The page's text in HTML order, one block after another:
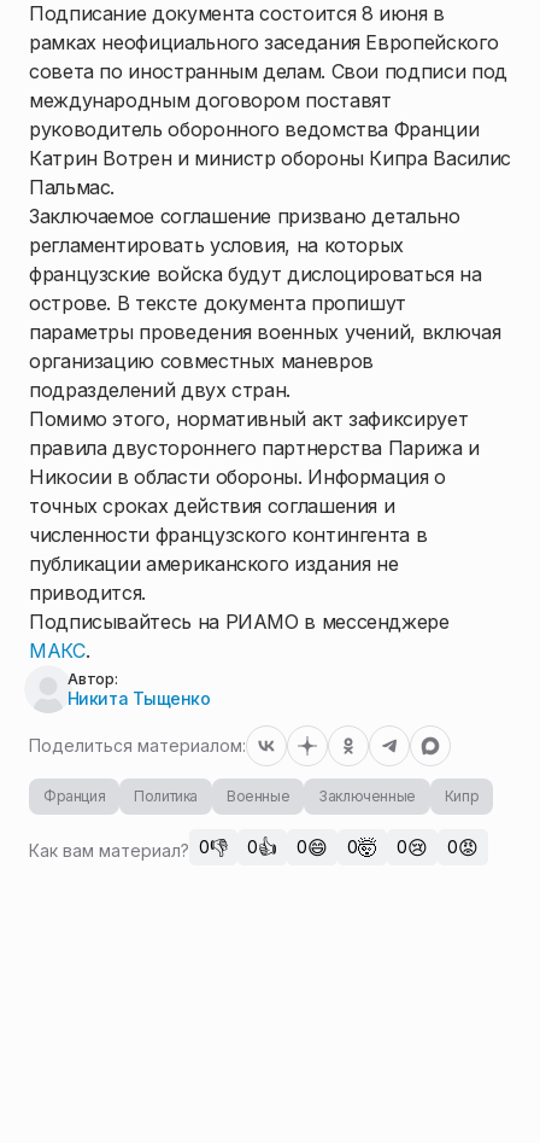
Подписание документа состоится 8 июня в
рамках неофициального заседания Европейского
совета по иностранным делам. Свои подписи под
международным договором поставят
руководитель оборонного ведомства Франции
Катрин Вотрен и министр обороны Кипра Василис
Пальмас.
Заключаемое соглашение призвано детально
регламентировать условия, на которых
французские войска будут дислоцироваться на
острове. В тексте документа пропишут
параметры проведения военных учений, включая
организацию совместных маневров
подразделений двух стран.
Помимо этого, нормативный акт зафиксирует
правила двустороннего партнерства Парижа и
Никосии в области обороны. Информация о
точных сроках действия соглашения и
численности французского контингента в
публикации американского издания не
приводится.
Подписывайтесь на РИАМО в мессенджере
МАКС.
Автор:
Никита Тыщенко
Поделиться материалом:
Франция Политика Военные Заключенные Кипр
Как вам материал? 0👎 0👍 0😄 0🤯 0😢 0😡